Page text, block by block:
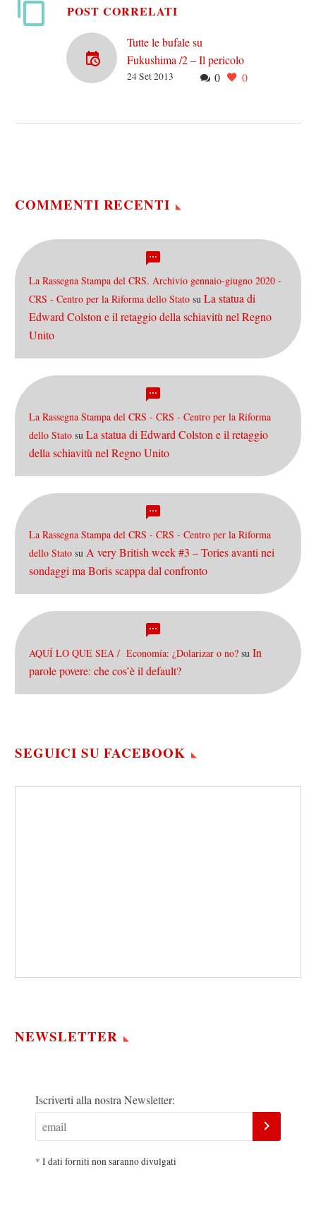
POST CORRELATI
Tutte le bufale su
Fukushima /2 – Il pericolo
di catastrofe radioattiva
0 0
24 Set 2013
COMMENTI RECENTI
La Rassegna Stampa del CRS. Archivio gennaio-giugno 2020 -
CRS - Centro per la Riforma dello Stato su La statua di
Edward Colston e il retaggio della schiavitù nel Regno
Unito
La Rassegna Stampa del CRS - CRS - Centro per la Riforma
dello Stato su La statua di Edward Colston e il retaggio
della schiavitù nel Regno Unito
La Rassegna Stampa del CRS - CRS - Centro per la Riforma
dello Stato su A very British week #3 – Tories avanti nei
sondaggi ma Boris scappa dal confronto
AQUÍ LO QUE SEA / Economía: ¿Dolarizar o no? su In
parole povere: che cos’è il default?
SEGUICI SU FACEBOOK
NEWSLETTER
Iscriverti alla nostra Newsletter:
* I dati forniti non saranno divulgati